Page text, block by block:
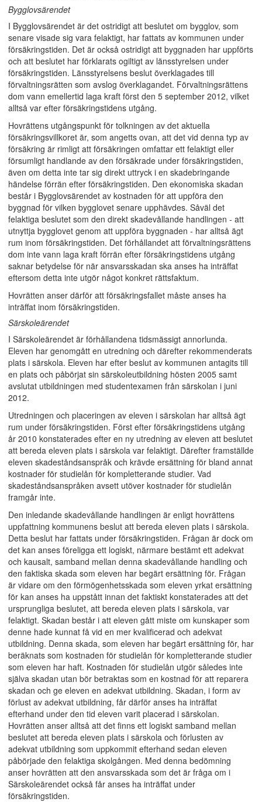
Bygglovsärendet
I Bygglovsärendet är det ostridigt att beslutet om bygglov, som
senare visade sig vara felaktigt, har fattats av kommunen under
försäkringstiden. Det är också ostridigt att byggnaden har uppförts
och att beslutet har förklarats ogiltigt av länsstyrelsen under
försäkringstiden. Länsstyrelsens beslut överklagades till
förvaltningsrätten som avslog överklagandet. Förvaltningsrättens
dom vann emellertid laga kraft först den 5 september 2012, vilket
alltså var efter försäkringstidens utgång.
Hovrättens utgångspunkt för tolkningen av det aktuella
försäkringsvillkoret är, som angetts ovan, att det vid denna typ av
försäkring är rimligt att försäkringen omfattar ett felaktigt eller
försumligt handlande av den försäkrade under försäkringstiden,
även om detta inte tar sig direkt uttryck i en skadebringande
händelse förrän efter försäkringstiden. Den ekonomiska skadan
består i Bygglovsärendet av kostnaden för att uppföra den
byggnad för vilken bygglovet senare upphävdes. Såväl det
felaktiga beslutet som den direkt skadevållande handlingen - att
utnyttja bygglovet genom att uppföra byggnaden - har alltså ägt
rum inom försäkringstiden. Det förhållandet att förvaltningsrättens
dom inte vann laga kraft förrän efter försäkringstidens utgång
saknar betydelse för när ansvarsskadan ska anses ha inträffat
eftersom detta inte utgör något konkret rättsfaktum.
Hovrätten anser därför att försäkringsfallet måste anses ha
inträffat inom försäkringstiden.
Särskoleärendet
I Särskoleärendet är förhållandena tidsmässigt annorlunda.
Eleven har genomgått en utredning och därefter rekommenderats
plats i särskola. Eleven har efter beslut av kommunen antagits till
en plats och påbörjat sin särskoleutbildning hösten 2005 samt
avslutat utbildningen med studentexamen från särskolan i juni
2012.
Utredningen och placeringen av eleven i särskolan har alltså ägt
rum under försäkringstiden. Först efter försäkringstidens utgång
år 2010 konstaterades efter en ny utredning av eleven att beslutet
att bereda eleven plats i särskola var felaktigt. Därefter framställde
eleven skadeståndsanspråk och krävde ersättning för bland annat
kostnader för studielån för kompletterande studier. Vad
skadeståndsanspråken avsett utöver kostnader för studielån
framgår inte.
Den inledande skadevållande handlingen är enligt hovrättens
uppfattning kommunens beslut att bereda eleven plats i särskola.
Detta beslut har fattats under försäkringstiden. Frågan är dock om
det kan anses föreligga ett logiskt, närmare bestämt ett adekvat
och kausalt, samband mellan denna skadevållande handling och
den faktiska skada som eleven har begärt ersättning för. Frågan
är vidare om den förmögenhetsskada som eleven yrkat ersättning
för kan anses ha uppstått innan det faktiskt konstaterades att det
ursprungliga beslutet, att bereda eleven plats i särskola, var
felaktigt. Skadan består i att eleven gått miste om kunskaper som
denne hade kunnat få vid en mer kvalificerad och adekvat
utbildning. Denna skada, som eleven har begärt ersättning för, har
beräknats som kostnaden för studielån för kompletterande studier
som eleven har haft. Kostnaden för studielån utgör således inte
själva skadan utan bör betraktas som en kostnad för att reparera
skadan och ge eleven en adekvat utbildning. Skadan, i form av
förlust av adekvat utbildning, får därför anses ha inträffat
efterhand under den tid eleven varit placerad i särskolan.
Hovrätten anser alltså att det finns ett logiskt samband mellan
beslutet att bereda eleven plats i särskola och förlusten av
adekvat utbildning som uppkommit efterhand sedan eleven
påbörjade den felaktiga skolgången. Med denna bedömning
anser hovrätten att den ansvarsskada som det är fråga om i
Särskoleärendet också får anses ha inträffat under
försäkringstiden.